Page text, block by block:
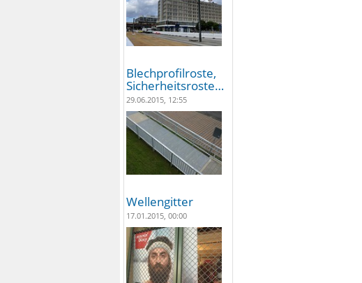
Blechprofilroste,
Sicherheitsroste…
29.06.2015, 12:55
Wellengitter
17.01.2015, 00:00